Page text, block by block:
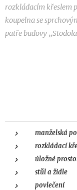
rozkládacím křeslem
koupelna se
patře budovy
manželská
rozkládací
úložné
stůl a židle
povlečení